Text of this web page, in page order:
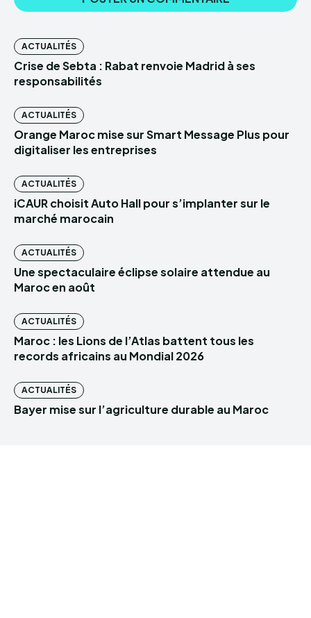
ACTUALITÉS
Crise de Sebta : Rabat renvoie Madrid à ses
responsabilités
ACTUALITÉS
Orange Maroc mise sur Smart Message Plus pour
digitaliser les entreprises
ACTUALITÉS
iCAUR choisit Auto Hall pour s’implanter sur le
marché marocain
ACTUALITÉS
Une spectaculaire éclipse solaire attendue au
Maroc en août
ACTUALITÉS
Maroc : les Lions de l’Atlas battent tous les
records africains au Mondial 2026
ACTUALITÉS
Bayer mise sur l’agriculture durable au Maroc